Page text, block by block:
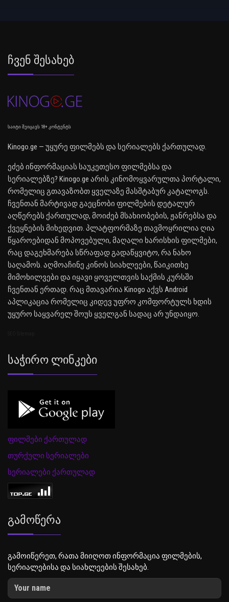
Ჩვენ Შესახებ
საიტი შეიცავს 18+ კონტენტს
Kinogo.ge — უყურე ფილმებს და სერიალებს ქართულად.
ეძებ ინფორმაციას საუკეთესო ფილმებსა და
სერიალებზე? Kinogo.ge არის კინომოყვარულთა პორტალი,
რომელიც გთავაზობთ ყველაზე მასშტაბურ კატალოგს.
ჩვენთან მარტივად გაეცნობი ფილმების დეტალურ
აღწერებს ქართულად, მოიძებ მსახიობების, ჟანრებსა და
ქვეყნების მიხედვით. პლატფორმაზე თავმოყრილია ღია
წყაროებიდან მოპოვებული, მაღალი ხარისხის ფილმები,
რაც დაგეხმარება სწრაფად გადაწყვიტო, რა ნახო
საღამოს. აღმოაჩინე კინოს სიახლეები, წაიკითხე
მიმოხილვები და იყავი ყოველთვის საქმის კურსში
ჩვენთან ერთად. რაც მთავარია Kinogo აქვს Android
აპლიკაცია რომელიც კიდევ უფრო კომფორტულს ხდის
უყურო საყვარელ შოუს ყველგან სადაც არ უნდაიყო.
Საჭირო Ლინკები
ფილმები ქართულად
თურქული სერიალები
სერიალები ქართულად
Გამოწერა
გამოიწერეთ, რათა მიიღოთ ინფორმაცია ფილმების,
სერიალებისა და სიახლეების შესახებ.